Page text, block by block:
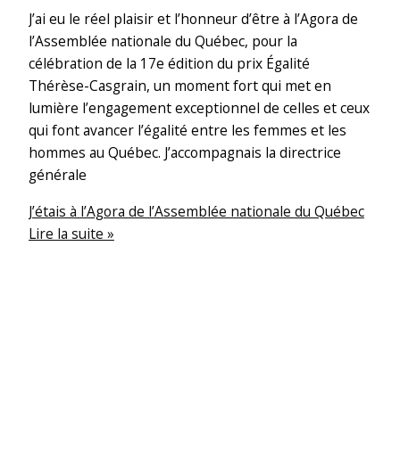
J’ai eu le réel plaisir et l’honneur d’être à l’Agora de
l’Assemblée nationale du Québec, pour la
célébration de la 17e édition du prix Égalité
Thérèse-Casgrain, un moment fort qui met en
lumière l’engagement exceptionnel de celles et ceux
qui font avancer l’égalité entre les femmes et les
hommes au Québec. J’accompagnais la directrice
générale
J’étais à l’Agora de l’Assemblée nationale du Québec
Lire la suite »